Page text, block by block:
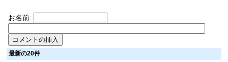
お名前:
最新の20件